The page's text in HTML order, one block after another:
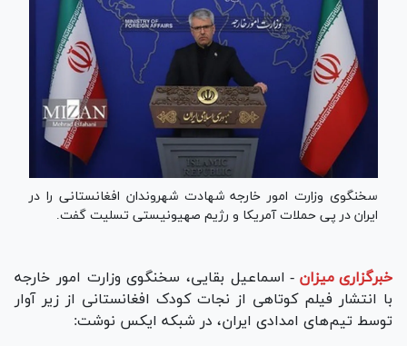
سخنگوی وزارت امور خارجه شهادت شهروندان افغانستانی را در
ایران در پی حملات آمریکا و رژیم صهیونیستی تسلیت گفت.
خبرگزاری میزان - اسماعیل بقایی، سخنگوی وزارت امور خارجه
با انتشار فیلم کوتاهی از نجات کودک افغانستانی از زیر آوار
توسط تیم‌های امدادی ایران، در شبکه ایکس نوشت: